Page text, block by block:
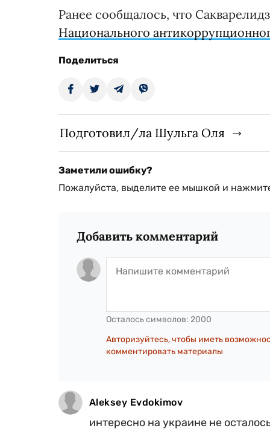
Ранее сообщалось, что
Национального
Поделиться
Подготовил/ла Шульга Оля
Заметили ошибку?
Пожалуйста, выделите ее мышкой и
Добавить комментарий
Осталось символов: 2000
Авторизуйтесь, чтобы иметь
комментировать материалы
Aleksey Evdokimov
интересно на украине не